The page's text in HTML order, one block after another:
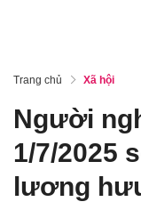
Trang chủ Xã hội
Người
1/7/2025
lương